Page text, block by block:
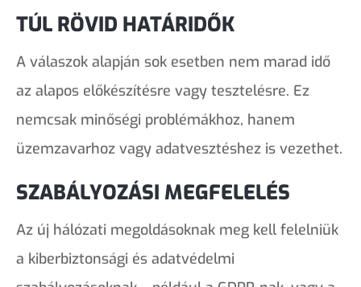
TÚL RÖVID HATÁRIDŐK
A válaszok alapján sok esetben nem marad idő
az alapos előkészítésre vagy tesztelésre. Ez
nemcsak minőségi problémákhoz, hanem
üzemzavarhoz vagy adatvesztéshez is vezethet.
SZABÁLYOZÁSI MEGFELELÉS
Az új hálózati megoldásoknak meg kell felelniük
a kiberbiztonsági és adatvédelmi